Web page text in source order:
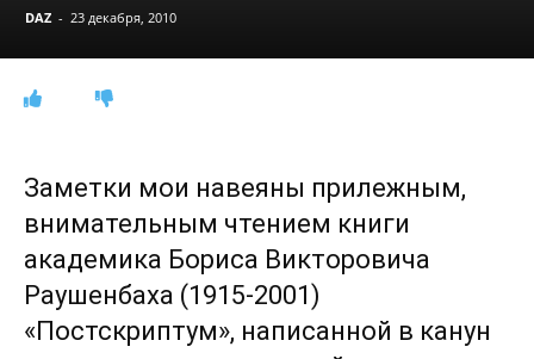
DAZ - 23 декабря, 2010
Заметки мои навеяны прилежным,
внимательным чтением книги
академика Бориса Викторовича
Раушенбаха (1915-2001)
«Постскриптум», написанной в канун